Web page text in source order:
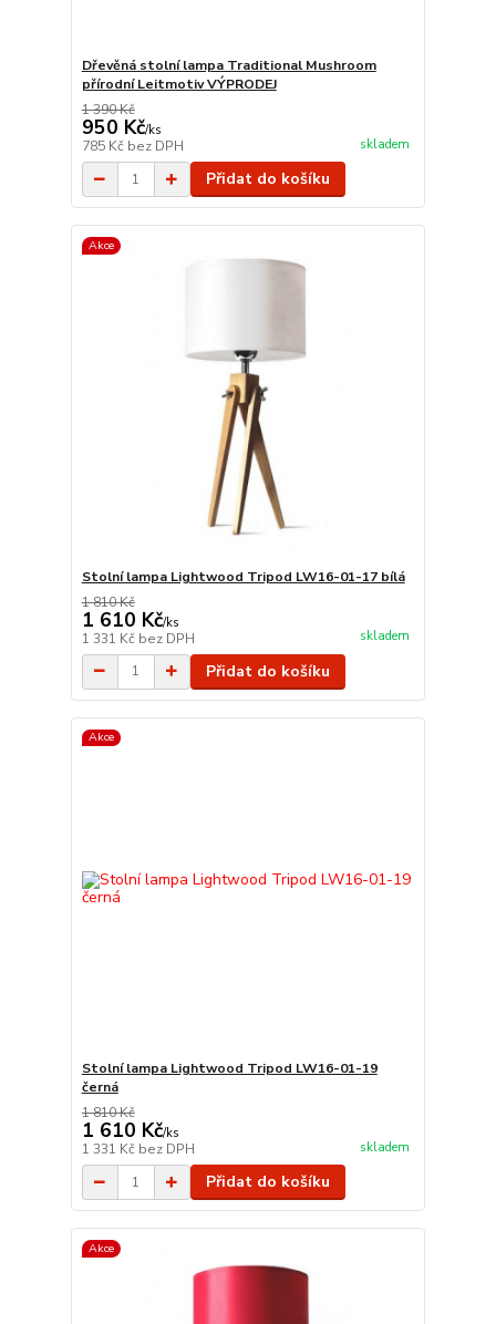
Dřevěná stolní lampa Traditional Mushroom
přírodní Leitmotiv VÝPRODEJ
1 390 Kč
950 Kč/ks
785 Kč bez DPH skladem
Přidat do košíku
Akce
Stolní lampa Lightwood Tripod LW16-01-17 bílá
1 810 Kč
1 610 Kč/ks
1 331 Kč bez DPH skladem
Přidat do košíku
Akce
Stolní lampa Lightwood Tripod LW16-01-19
černá
1 810 Kč
1 610 Kč/ks
1 331 Kč bez DPH skladem
Přidat do košíku
Akce